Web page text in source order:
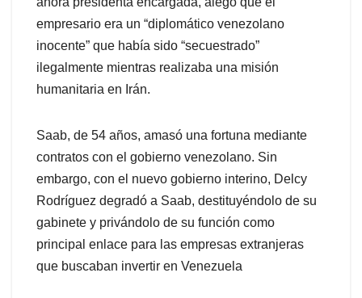
empresario era un “diplomático venezolano
inocente” que había sido “secuestrado”
ilegalmente mientras realizaba una misión
humanitaria en Irán.
Saab, de 54 años, amasó una fortuna mediante
contratos con el gobierno venezolano. Sin
embargo, con el nuevo gobierno interino, Delcy
Rodríguez degradó a Saab, destituyéndolo de su
gabinete y privándolo de su función como
principal enlace para las empresas extranjeras
que buscaban invertir en Venezuela